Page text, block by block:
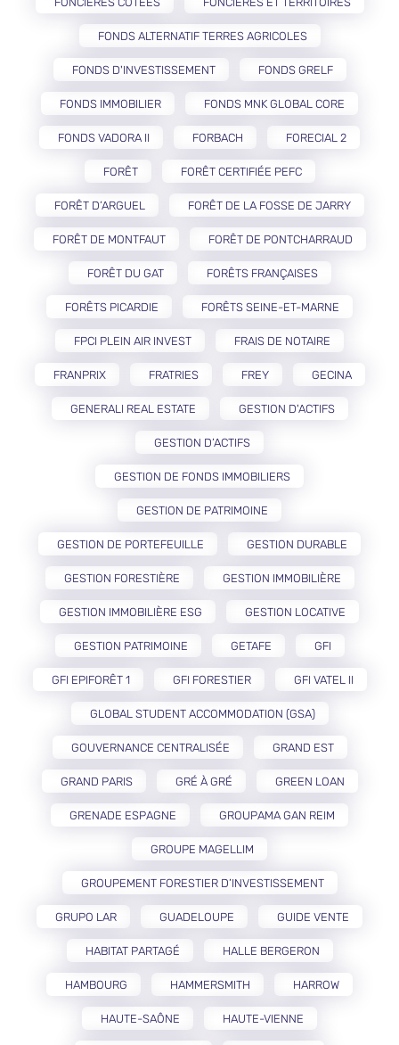
FONDS ALTERNATIF TERRES AGRICOLES
FONDS D'INVESTISSEMENT FONDS GRELF
FONDS IMMOBILIER FONDS MNK GLOBAL CORE
FONDS VADORA II FORBACH FORECIAL 2
FORÊT FORÊT CERTIFIÉE PEFC
FORÊT D’ARGUEL FORÊT DE LA FOSSE DE JARRY
FORÊT DE MONTFAUT FORÊT DE PONTCHARRAUD
FORÊT DU GAT FORÊTS FRANÇAISES
FORÊTS PICARDIE FORÊTS SEINE-ET-MARNE
FPCI PLEIN AIR INVEST FRAIS DE NOTAIRE
FRANPRIX FRATRIES FREY GECINA
GENERALI REAL ESTATE GESTION D'ACTIFS
GESTION D’ACTIFS
GESTION DE FONDS IMMOBILIERS
GESTION DE PATRIMOINE
GESTION DE PORTEFEUILLE GESTION DURABLE
GESTION FORESTIÈRE GESTION IMMOBILIÈRE
GESTION IMMOBILIÈRE ESG GESTION LOCATIVE
GESTION PATRIMOINE GETAFE GFI
GFI EPIFORÊT 1 GFI FORESTIER GFI VATEL II
GLOBAL STUDENT ACCOMMODATION (GSA)
GOUVERNANCE CENTRALISÉE GRAND EST
GRAND PARIS GRÉ À GRÉ GREEN LOAN
GRENADE ESPAGNE GROUPAMA GAN REIM
GROUPE MAGELLIM
GROUPEMENT FORESTIER D’INVESTISSEMENT
GRUPO LAR GUADELOUPE GUIDE VENTE
HABITAT PARTAGÉ HALLE BERGERON
HAMBOURG HAMMERSMITH HARROW
HAUTE-SAÔNE HAUTE-VIENNE